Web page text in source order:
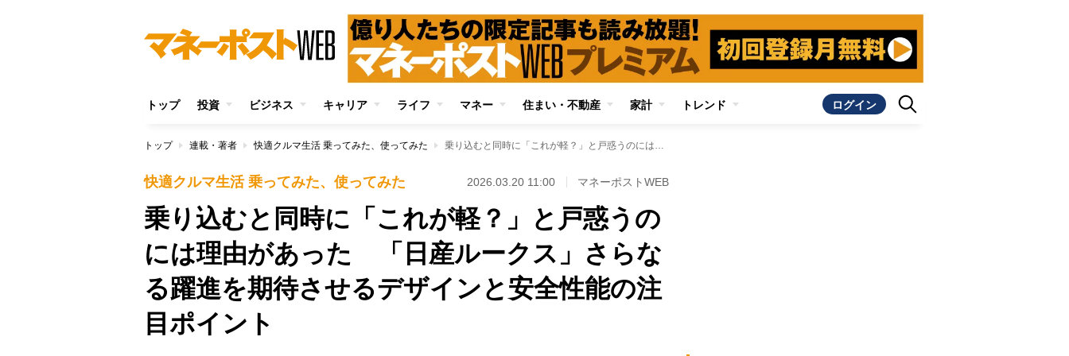
トップ 投資 ビジネス キャリア ライフ マネー 住まい・不動産 家計 トレンド ログイン
トップ 連載・著者 快適クルマ生活 乗ってみた、使ってみた 乗り込むと同時に「これが軽？」と戸惑うのには理由があった 「日産ルークス」さらなる躍進を期待させるデザインと安全性能の注目ポイント
快適クルマ生活 乗ってみた、使ってみた 2026.03.20 11:00 マネーポストWEB
乗り込むと同時に「これが軽？」と戸惑うの
には理由があった 「日産ルークス」さらな
る躍進を期待させるデザインと安全性能の注
目ポイント